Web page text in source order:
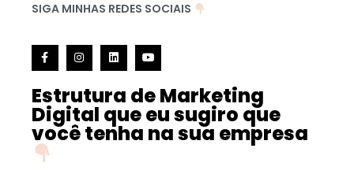
SIGA MINHAS REDES SOCIAIS
Estrutura de Marketing
Digital que eu sugiro que
você tenha na sua empresa